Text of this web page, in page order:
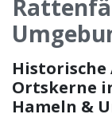
Ortskerne
Hameln &